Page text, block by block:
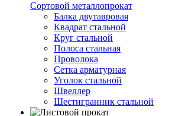
Сортовой металлопрокат
Балка двутавровая
Квадрат стальной
Круг стальной
Полоса стальная
Проволока
Сетка арматурная
Уголок стальной
Швеллер
Шестигранник стальной